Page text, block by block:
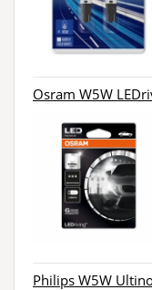
Osram W5W
Philips W5W